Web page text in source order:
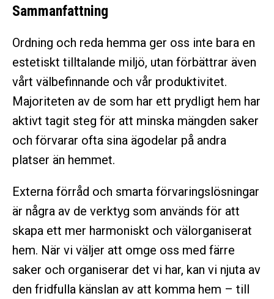
Sammanfattning
Ordning och reda hemma ger oss inte bara en
estetiskt tilltalande miljö, utan förbättrar även
vårt välbefinnande och vår produktivitet.
Majoriteten av de som har ett prydligt hem har
aktivt tagit steg för att minska mängden saker
och förvarar ofta sina ägodelar på andra
platser än hemmet.
Externa förråd och smarta förvaringslösningar
är några av de verktyg som används för att
skapa ett mer harmoniskt och välorganiserat
hem. När vi väljer att omge oss med färre
saker och organiserar det vi har, kan vi njuta av
den fridfulla känslan av att komma hem – till